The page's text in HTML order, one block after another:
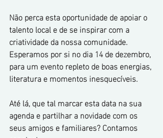
Não perca esta oportunidade de apoiar o
talento local e de se inspirar com a
criatividade da nossa comunidade.
Esperamos por si no dia 14 de dezembro,
para um evento repleto de boas energias,
literatura e momentos inesquecíveis.
Até lá, que tal marcar esta data na sua
agenda e partilhar a novidade com os
seus amigos e familiares? Contamos